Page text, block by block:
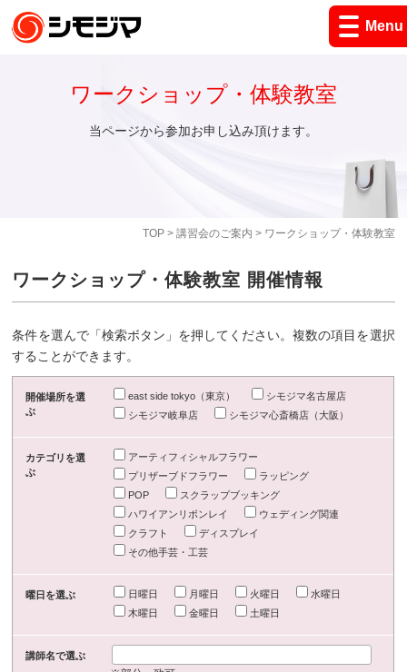
Menu
TOP> 講習会のご案内 > ワークショップ・体験教室
ワークショップ・体験教室
当ページから参加お申し込み頂けます。
ワークショップ・体験教室 開催情報
条件を選んで「検索ボタン」を押してください。複数の項目を選択
することができます。
開催場所を選
ぶ
east side tokyo（東京）
シモジマ名古屋店
シモジマ岐阜店
シモジマ心斎橋店（大阪）
カテゴリを選
ぶ
アーティフィシャルフラワー
プリザーブドフラワー
ラッピング
POP
スクラップブッキング
ハワイアンリボンレイ
ウェディング関連
クラフト
ディスプレイ
その他手芸・工芸
曜日を選ぶ 日曜日 月曜日 火曜日
水曜日
木曜日
金曜日 土曜日
講師名で選ぶ